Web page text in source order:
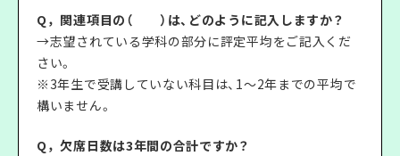
Q，関連項目の（ ）は、どのように記入しますか？
→志望されている学科の部分に評定平均をご記入くだ
さい。
※3年生で受講していない科目は、1～2年までの平均で
構いません。
Q，欠席日数は3年間の合計ですか？